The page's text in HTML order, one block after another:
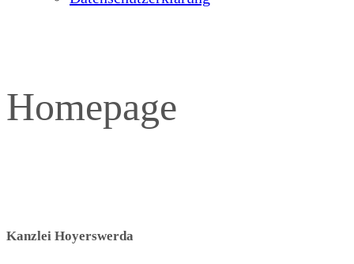
Homepage
Kanzlei Hoyerswerda